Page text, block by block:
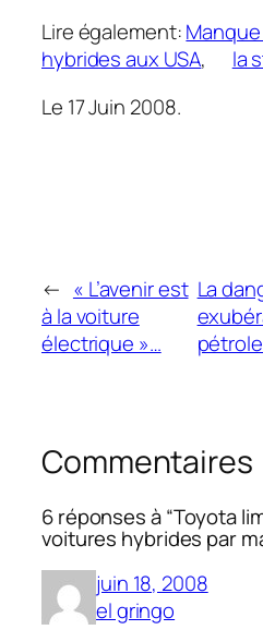
Lire également:
hybrides aux USA, la
Le 17 Juin 2008.
← « L’avenir est
à la voiture
électrique »…
La
Commentaires
6 réponses à “Toyota
voitures hybrides par
juin 18, 2008
el gringo